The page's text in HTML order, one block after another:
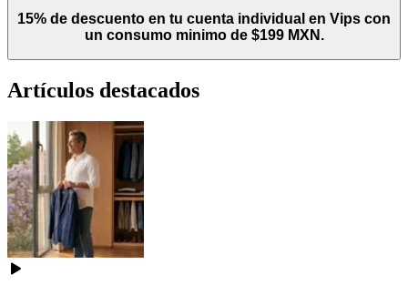
15% de descuento en tu cuenta individual en Vips con
un consumo minimo de $199 MXN.
Artículos destacados